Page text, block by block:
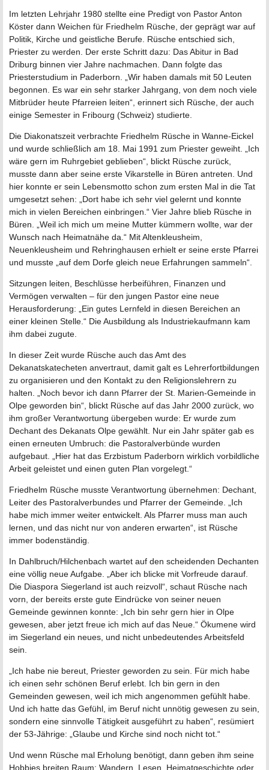
Im letzten Lehrjahr 1980 stellte eine Predigt von Pastor Anton
Köster dann Weichen für Friedhelm Rüsche, der geprägt war auf
Politik, Kirche und geistliche Berufe. Rüsche entschied sich,
Priester zu werden. Der erste Schritt dazu: Das Abitur in Bad
Driburg binnen vier Jahre nachmachen. Dann folgte das
Priesterstudium in Paderborn. „Wir haben damals mit 50 Leuten
begonnen. Es war ein sehr starker Jahrgang, von dem noch viele
Mitbrüder heute Pfarreien leiten“, erinnert sich Rüsche, der auch
einige Semester in Fribourg (Schweiz) studierte.
Die Diakonatszeit verbrachte Friedhelm Rüsche in Wanne-Eickel
und wurde schließlich am 18. Mai 1991 zum Priester geweiht. „Ich
wäre gern im Ruhrgebiet geblieben“, blickt Rüsche zurück,
musste dann aber seine erste Vikarstelle in Büren antreten. Und
hier konnte er sein Lebensmotto schon zum ersten Mal in die Tat
umgesetzt sehen: „Dort habe ich sehr viel gelernt und konnte
mich in vielen Bereichen einbringen.“ Vier Jahre blieb Rüsche in
Büren. „Weil ich mich um meine Mutter kümmern wollte, war der
Wunsch nach Heimatnähe da.“ Mit Altenkleusheim,
Neuenkleusheim und Rehringhausen erhielt er seine erste Pfarrei
und musste „auf dem Dorfe gleich neue Erfahrungen sammeln“.
Sitzungen leiten, Beschlüsse herbeiführen, Finanzen und
Vermögen verwalten – für den jungen Pastor eine neue
Herausforderung: „Ein gutes Lernfeld in diesen Bereichen an
einer kleinen Stelle.“ Die Ausbildung als Industriekaufmann kam
ihm dabei zugute.
In dieser Zeit wurde Rüsche auch das Amt des
Dekanatskatecheten anvertraut, damit galt es Lehrerfortbildungen
zu organisieren und den Kontakt zu den Religionslehrern zu
halten. „Noch bevor ich dann Pfarrer der St. Marien-Gemeinde in
Olpe geworden bin“, blickt Rüsche auf das Jahr 2000 zurück, wo
ihm großer Verantwortung übergeben wurde: Er wurde zum
Dechant des Dekanats Olpe gewählt. Nur ein Jahr später gab es
einen erneuten Umbruch: die Pastoralverbünde wurden
aufgebaut. „Hier hat das Erzbistum Paderborn wirklich vorbildliche
Arbeit geleistet und einen guten Plan vorgelegt.“
Friedhelm Rüsche musste Verantwortung übernehmen: Dechant,
Leiter des Pastoralverbundes und Pfarrer der Gemeinde. „Ich
habe mich immer weiter entwickelt. Als Pfarrer muss man auch
lernen, und das nicht nur von anderen erwarten“, ist Rüsche
immer bodenständig.
In Dahlbruch/Hilchenbach wartet auf den scheidenden Dechanten
eine völlig neue Aufgabe. „Aber ich blicke mit Vorfreude darauf.
Die Diaspora Siegerland ist auch reizvoll“, schaut Rüsche nach
vorn, der bereits erste gute Eindrücke von seiner neuen
Gemeinde gewinnen konnte: „Ich bin sehr gern hier in Olpe
gewesen, aber jetzt freue ich mich auf das Neue.“ Ökumene wird
im Siegerland ein neues, und nicht unbedeutendes Arbeitsfeld
sein.
„Ich habe nie bereut, Priester geworden zu sein. Für mich habe
ich einen sehr schönen Beruf erlebt. Ich bin gern in den
Gemeinden gewesen, weil ich mich angenommen gefühlt habe.
Und ich hatte das Gefühl, im Beruf nicht unnötig gewesen zu sein,
sondern eine sinnvolle Tätigkeit ausgeführt zu haben“, resümiert
der 53-Jährige: „Glaube und Kirche sind noch nicht tot.“
Und wenn Rüsche mal Erholung benötigt, dann geben ihm seine
Hobbies breiten Raum: Wandern, Lesen, Heimatgeschichte oder